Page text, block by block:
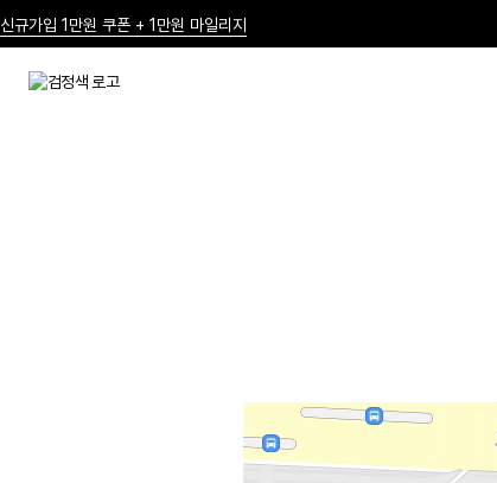
신규가입 1만원 쿠폰 + 1만원 마일리지
선물 포장재 제공 서비스